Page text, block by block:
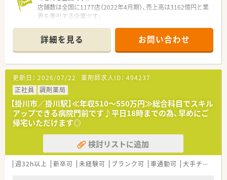
店舗数は全国に1177店（2022年4月期）、売上高は3162億円と業
界を牽引する企業です。
■在宅医療実施店舗数は85％以上
■社内集合研修60種類以上
■学会発表223演題
詳細を見る お問い合わせ
更新日： 2026/07/22 薬剤師求人ID： 494237
正社員
調剤薬局
【掛川市／掛川駅】≪年収510～550万円≫総合科目でスキル
アップできる病院門前です♪平日18時までの為、早めにご
帰宅いただけます◎
検討リストに追加
週32h以上 新卒可 未経験可 ブランク可 車通勤可 大手チェーン以外